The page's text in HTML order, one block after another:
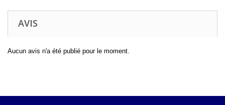
AVIS
Aucun avis n'a été publié pour le moment.